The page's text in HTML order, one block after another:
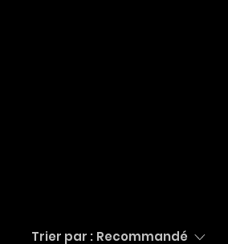
Trier par : Recommandé